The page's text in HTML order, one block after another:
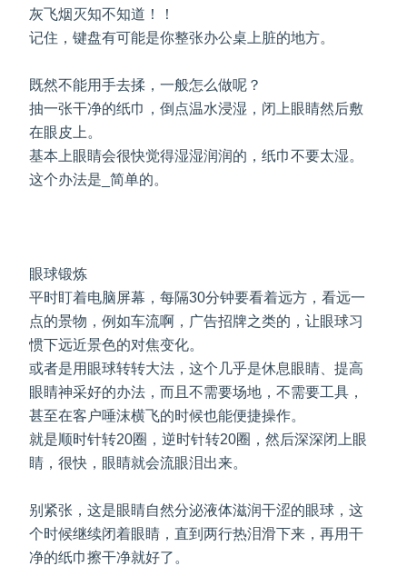
灰飞烟灭知不知道！！
记住，键盘有可能是你整张办公桌上脏的地方。
既然不能用手去揉，一般怎么做呢？
抽一张干净的纸巾，倒点温水浸湿，闭上眼睛然后敷
在眼皮上。
基本上眼睛会很快觉得湿湿润润的，纸巾不要太湿。
这个办法是_简单的。
眼球锻炼
平时盯着电脑屏幕，每隔30分钟要看着远方，看远一
点的景物，例如车流啊，广告招牌之类的，让眼球习
惯下远近景色的对焦变化。
或者是用眼球转转大法，这个几乎是休息眼睛、提高
眼睛神采好的办法，而且不需要场地，不需要工具，
甚至在客户唾沫横飞的时候也能便捷操作。
就是顺时针转20圈，逆时针转20圈，然后深深闭上眼
睛，很快，眼睛就会流眼泪出来。
别紧张，这是眼睛自然分泌液体滋润干涩的眼球，这
个时候继续闭着眼睛，直到两行热泪滑下来，再用干
净的纸巾擦干净就好了。